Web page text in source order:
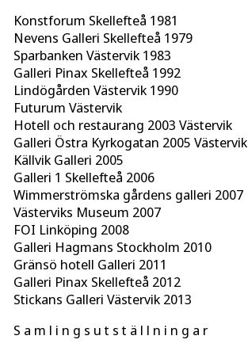
Konstforum Skellefteå 1981
Nevens Galleri Skellefteå 1979
Sparbanken Västervik 1983
Galleri Pinax Skellefteå 1992
Lindögården Västervik 1990
Futurum Västervik
Hotell och restaurang 2003 Västervik
Galleri Östra Kyrkogatan 2005 Västervik
Källvik Galleri 2005
Galleri 1 Skellefteå 2006
Wimmerströmska gårdens galleri 2007
Västerviks Museum 2007
FOI Linköping 2008
Galleri Hagmans Stockholm 2010
Gränsö hotell Galleri 2011
Galleri Pinax Skellefteå 2012
Stickans Galleri Västervik 2013
S a m l i n g s u t s t ä l l n i n g a r